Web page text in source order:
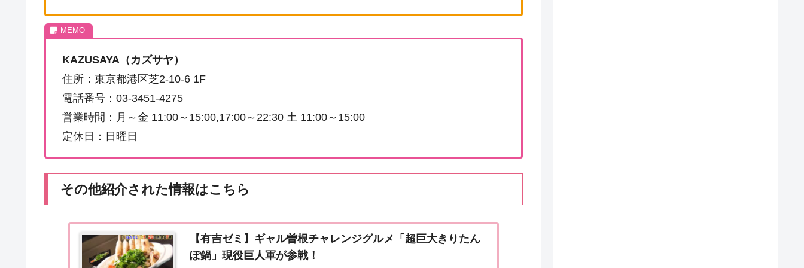
KAZUSAYA（カズサヤ）
住所：東京都港区芝2-10-6 1F
電話番号：03-3451-4275
営業時間：月～金 11:00～15:00,17:00～22:30 土 11:00～15:00
定休日：日曜日
その他紹介された情報はこちら
【有吉ゼミ】ギャル曽根チャレンジグルメ「超巨大きりたん
ぽ鍋」現役巨人軍が参戦！